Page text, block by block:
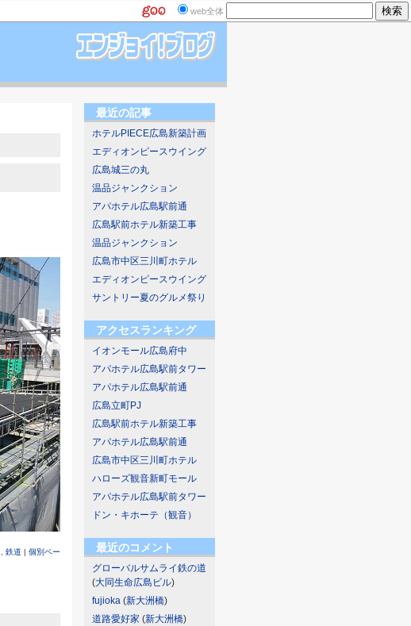
web全体
, 鉄道 | 個別ペー
最近の記事
ホテルPIECE広島新築計画
エディオンピースウイング
広島城三の丸
温品ジャンクション
アパホテル広島駅前通
広島駅前ホテル新築工事
温品ジャンクション
広島市中区三川町ホテル
エディオンピースウイング
サントリー夏のグルメ祭り
アクセスランキング
イオンモール広島府中
アパホテル広島駅前タワー
アパホテル広島駅前通
広島立町PJ
広島駅前ホテル新築工事
アパホテル広島駅前通
広島市中区三川町ホテル
ハローズ観音新町モール
アパホテル広島駅前タワー
ドン・キホーテ（観音）
最近のコメント
グローバルサムライ鉄の道
(大同生命広島ビル)
fujioka (新大洲橋)
道路愛好家 (新大洲橋)